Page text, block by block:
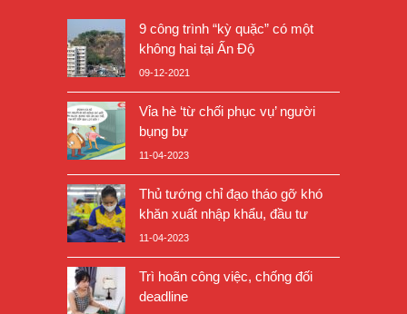
9 công trình “kỳ quặc” có một
không hai tại Ấn Độ
09-12-2021
Vỉa hè ‘từ chối phục vụ’ người
bụng bự
11-04-2023
Thủ tướng chỉ đạo tháo gỡ khó
khăn xuất nhập khẩu, đầu tư
11-04-2023
Trì hoãn công việc, chống đối
deadline